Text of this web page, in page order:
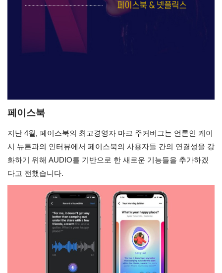
페이스북
지난 4월, 페이스북의 최고경영자 마크 주커버그는 언론인 케이
시 뉴튼과의 인터뷰에서 페이스북의 사용자들 간의 연결성을 강
화하기 위해 AUDIO를 기반으로 한 새로운 기능들을 추가하겠
다고 전했습니다.